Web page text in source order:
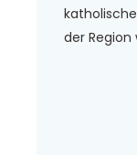
der Region